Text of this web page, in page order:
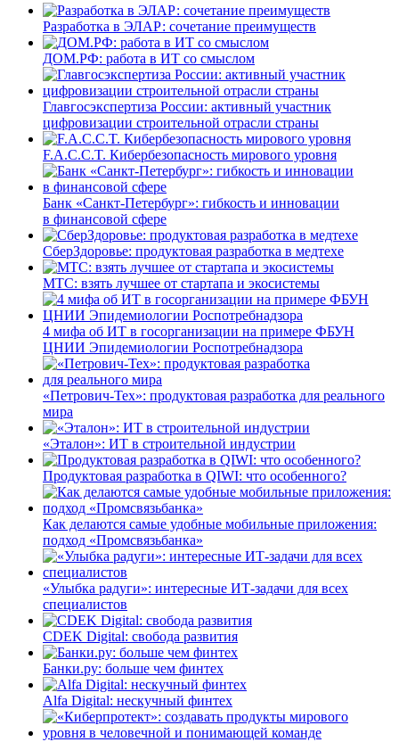
Разработка в ЭЛАР: сочетание преимуществ
ДОМ.РФ: работа в ИТ со смыслом
Главгосэкспертиза России: активный участник
цифровизации строительной отрасли страны
F.A.C.C.T. Кибербезопасность мирового уровня
Банк «Санкт-Петербург»: гибкость и инновации
в финансовой сфере
СберЗдоровье: продуктовая разработка в медтехе
МТС: взять лучшее от стартапа и экосистемы
4 мифа об ИТ в госорганизации на примере ФБУН
ЦНИИ Эпидемиологии Роспотребнадзора
«Петрович-Тех»: продуктовая разработка для реального
мира
«Эталон»: ИТ в строительной индустрии
Продуктовая разработка в QIWI: что особенного?
Как делаются самые удобные мобильные приложения:
подход «Промсвязьбанка»
«Улыбка радуги»: интересные ИТ-задачи для всех
специалистов
CDEK Digital: свобода развития
Банки.ру: больше чем финтех
Alfa Digital: нескучный финтех